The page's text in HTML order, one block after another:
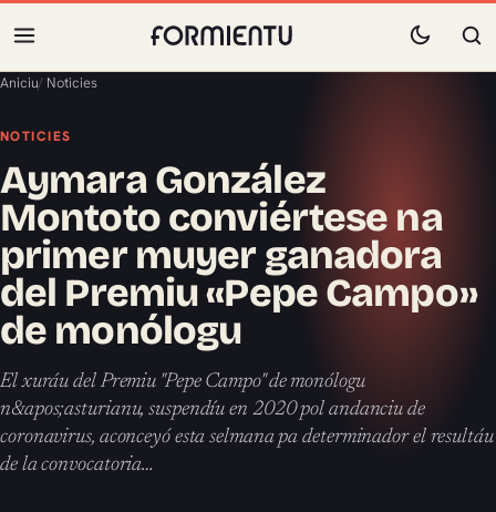
Aniciu/ Noticies
NOTICIES
Aymara González
Montoto conviértese na
primer muyer ganadora
del Premiu «Pepe Campo»
de monólogu
El xuráu del Premiu "Pepe Campo" de monólogu
n&apos;asturianu, suspendíu en 2020 pol andanciu de
coronavirus, aconceyó esta selmana pa determinador el resultáu
de la convocatoria…